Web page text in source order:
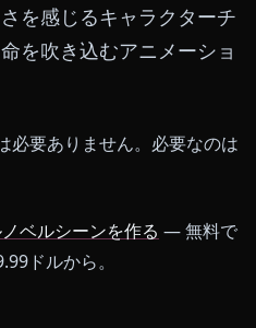
を感じるキャラクターチ
を吹き込むアニメーショ
必要ありません。必要なのは
ベルシーンを作る — 無料で
ドルから。